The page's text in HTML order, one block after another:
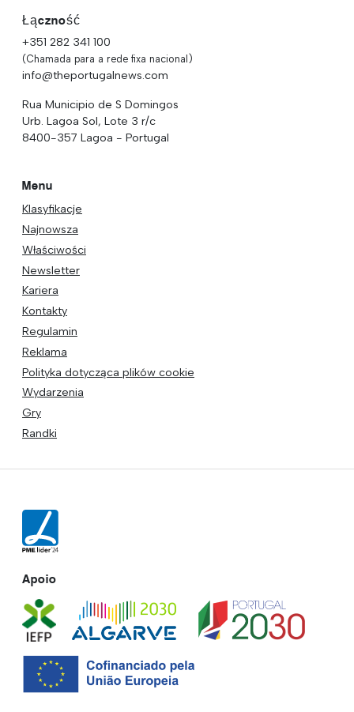
Łączność
+351 282 341 100
(Chamada para a rede fixa nacional)
info@theportugalnews.com
Rua Municipio de S Domingos
Urb. Lagoa Sol, Lote 3 r/c
8400-357 Lagoa - Portugal
Menu
Klasyfikacje
Najnowsza
Właściwości
Newsletter
Kariera
Kontakty
Regulamin
Reklama
Polityka dotycząca plików cookie
Wydarzenia
Gry
Randki
Apoio